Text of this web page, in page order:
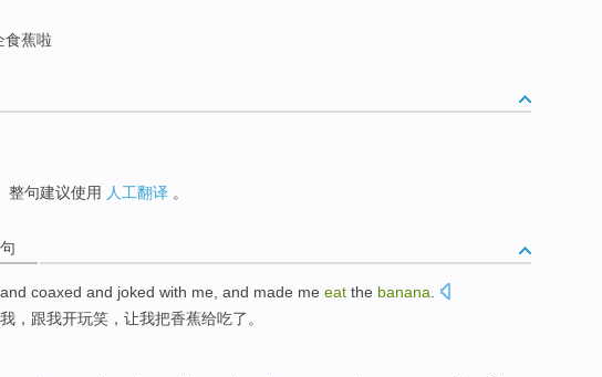
食蕉啦
整句建议使用 人工翻译 。
and coaxed and joked with me , and made me eat the banana
我 ，跟我开玩笑 ， 让我把香蕉给吃了。